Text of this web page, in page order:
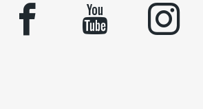
facebook youtube instagram